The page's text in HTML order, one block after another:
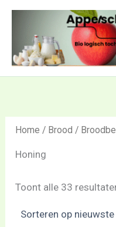
inhoud
Home / Brood /
Honing
Toont alle 33